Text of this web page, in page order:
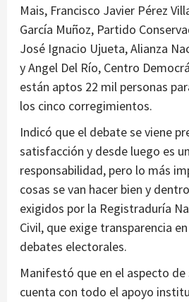
Mais, Francisco Javier Pérez
García Muñoz, Partido
José Ignacio Ujueta, Alianza
y Angel Del Río, Centro
están aptos 22 mil personas
los cinco corregimientos.
Indicó que el debate se viene
satisfacción y desde luego es
responsabilidad, pero lo más
cosas se van hacer bien y
exigidos por la Registraduría
Civil, que exige transparencia
debates electorales.
Manifestó que en el aspecto
cuenta con todo el apoyo